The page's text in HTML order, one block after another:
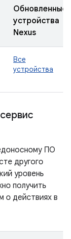
Обновленные
устройства
Nexus
Все
устройства
ПО
другого
уровень
получить
о действиях в